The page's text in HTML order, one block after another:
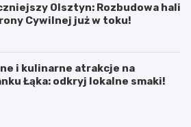
Olsztyn: Rozbudowa hali
Cywilnej już w toku!
i kulinarne atrakcje na
Łąka: odkryj lokalne smaki!